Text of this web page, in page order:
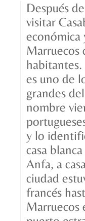
Después
visitar
económica
Marruecos
es uno de
grandes
nombre
y lo
casa
Anfa, a
ciudad
francés
Marruecos